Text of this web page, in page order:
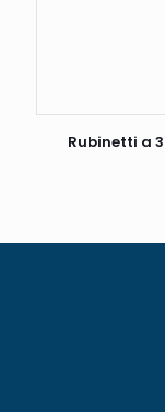
Rubinetti a